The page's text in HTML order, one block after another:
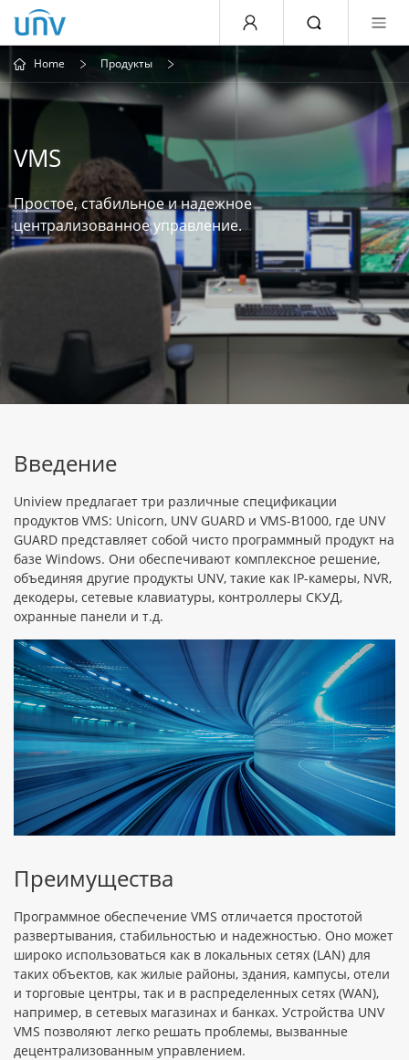
Home Продукты
VMS
Простое, стабильное и надежное
централизованное управление.
Введение
Uniview предлагает три различные спецификации
продуктов VMS: Unicorn, UNV GUARD и VMS-B1000, где UNV
GUARD представляет собой чисто программный продукт на
базе Windows. Они обеспечивают комплексное решение,
объединяя другие продукты UNV, такие как IP-камеры, NVR,
декодеры, сетевые клавиатуры, контроллеры СКУД,
охранные панели и т.д.
Преимущества
Программное обеспечение VMS отличается простотой
развертывания, стабильностью и надежностью. Оно может
широко использоваться как в локальных сетях (LAN) для
таких объектов, как жилые районы, здания, кампусы, отели
и торговые центры, так и в распределенных сетях (WAN),
например, в сетевых магазинах и банках. Устройства UNV
VMS позволяют легко решать проблемы, вызванные
децентрализованным управлением.